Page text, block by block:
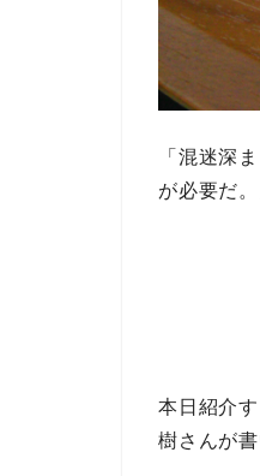
「混迷深
が必要だ。
本日紹介
樹さんが